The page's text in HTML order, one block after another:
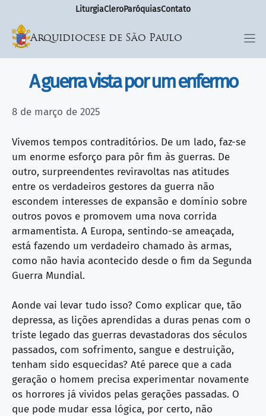
LiturgiaCleroParóquiasContato
Arquidiocese de São Paulo
A guerra vista por um enfermo
8 de março de 2025
Vivemos tempos contraditórios. De um lado, faz-se
um enorme esforço para pôr fim às guerras. De
outro, surpreendentes reviravoltas nas atitudes
entre os verdadeiros gestores da guerra não
escondem interesses de expansão e domínio sobre
outros povos e promovem uma nova corrida
armamentista. A Europa, sentindo-se ameaçada,
está fazendo um verdadeiro chamado às armas,
como não havia acontecido desde o fim da Segunda
Guerra Mundial.
Aonde vai levar tudo isso? Como explicar que, tão
depressa, as lições aprendidas a duras penas com o
triste legado das guerras devastadoras dos séculos
passados, com sofrimento, sangue e destruição,
tenham sido esquecidas? Até parece que a cada
geração o homem precisa experimentar novamente
os horrores já vividos pelas gerações passadas. O
que pode mudar essa lógica, por certo, não